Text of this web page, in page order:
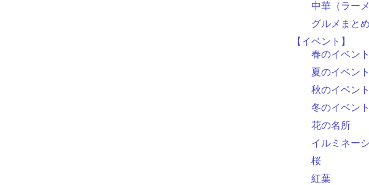
中華（ラー
グルメまとめ
【イベント】
春のイベント
夏のイベント
秋のイベント
冬のイベント
花の名所
イルミネー
桜
紅葉